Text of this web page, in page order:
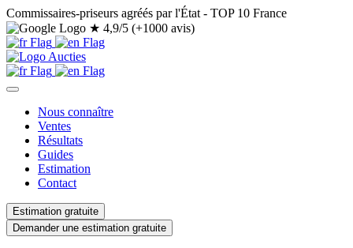
Commissaires-priseurs agréés par l'État - TOP 10 France
★ 4,9/5 (+1000 avis)
Nous connaître
Ventes
Résultats
Guides
Estimation
Contact
Estimation gratuite
Demander une estimation gratuite